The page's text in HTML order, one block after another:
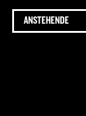
ANSTEHENDE